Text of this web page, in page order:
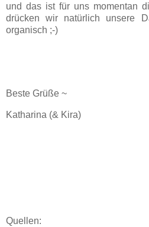
und das ist für uns momentan
drücken wir natürlich unsere
organisch ;-)
Beste Grüße ~
Katharina (& Kira)
Quellen: